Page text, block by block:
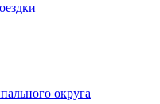
округа